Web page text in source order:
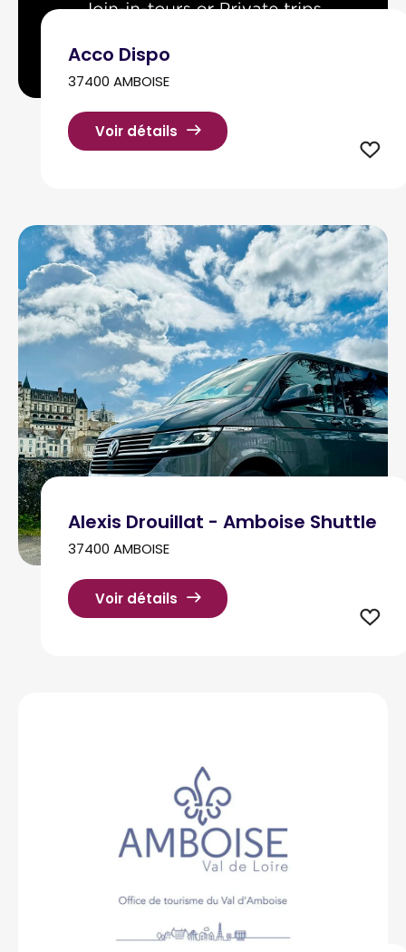
Acco Dispo
37400 AMBOISE
Voir détails
Alexis Drouillat - Amboise Shuttle
37400 AMBOISE
Voir détails